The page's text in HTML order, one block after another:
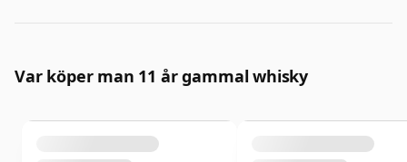
Var köper man 11 år gammal whisky